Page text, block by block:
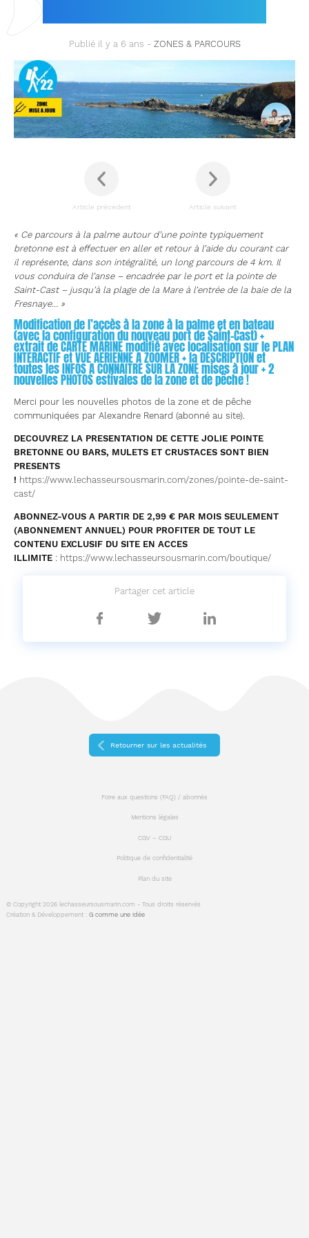
Publié il y a 6 ans - ZONES & PARCOURS
Article précédent Article suivant
« Ce parcours à la palme autour d’une pointe typiquement
bretonne est à effectuer en aller et retour à l’aide du courant car
il représente, dans son intégralité, un long parcours de 4 km. Il
vous conduira de l’anse – encadrée par le port et la pointe de
Saint-Cast – jusqu’à la plage de la Mare à l’entrée de la baie de la
Fresnaye… »
Modification de l’accès à la zone à la palme et en bateau
(avec la configuration du nouveau port de Saint-Cast) +
extrait de CARTE MARINE modifié avec localisation sur le PLAN
INTERACTIF et VUE AERIENNE A ZOOMER + la DESCRIPTION et
toutes les INFOS A CONNAITRE SUR LA ZONE mises à jour + 2
nouvelles PHOTOS estivales de la zone et de pêche !
Merci pour les nouvelles photos de la zone et de pêche
communiquées par Alexandre Renard (abonné au site).
DECOUVREZ LA PRESENTATION DE CETTE JOLIE POINTE
BRETONNE OU BARS, MULETS ET CRUSTACES SONT BIEN
PRESENTS
! https://www.lechasseursousmarin.com/zones/pointe-de-saint-
cast/
ABONNEZ-VOUS A PARTIR DE 2,99 € PAR MOIS SEULEMENT
(ABONNEMENT ANNUEL) POUR PROFITER DE TOUT LE
CONTENU EXCLUSIF DU SITE EN ACCES
ILLIMITE : https://www.lechasseursousmarin.com/boutique/
Partager cet article
Partager
Partager
Partager
sur
Retourner sur les actualités
© Copyright 2026 lechasseursousmarin.com - Tous droits réservés
Création & Développement :G comme une idée
Foire aux questions (FAQ) / abonnés
Mentions légales
CGV – CGU
Politique de confidentialité
Plan du site